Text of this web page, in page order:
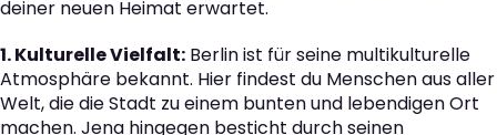
deiner neuen Heimat erwartet.
1. Kulturelle Vielfalt: Berlin ist für seine multikulturelle
Atmosphäre bekannt. Hier findest du Menschen aus aller
Welt, die die Stadt zu einem bunten und lebendigen Ort
machen. Jena hingegen besticht durch seinen